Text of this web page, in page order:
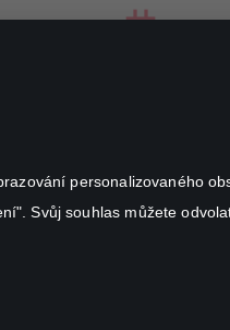
personalizovaného
Svůj souhlas můžete
S. à r.l. se sídlem Rue Albert